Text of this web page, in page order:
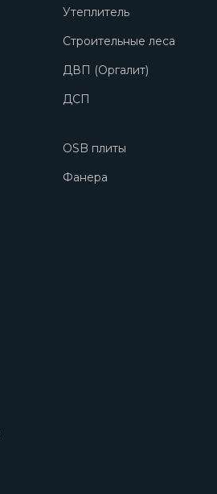
Утеплитель
Строительные леса
ДВП (Оргалит)
ДСП
OSB плиты
Фанера